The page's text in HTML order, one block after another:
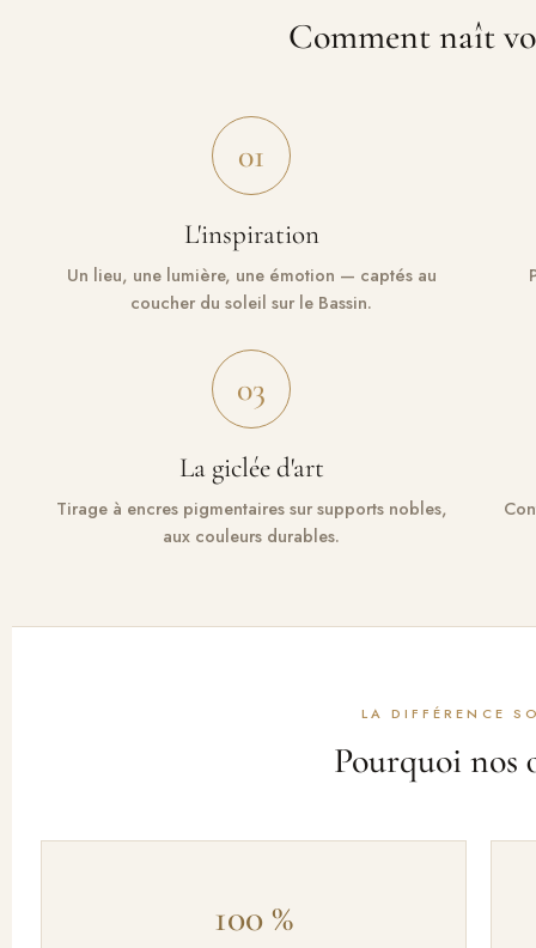
Comment naît
01
L'inspiration
Un lieu, une lumière, une émotion — captés au
coucher du soleil sur le Bassin.
03
La giclée d'art
Tirage à encres pigmentaires sur supports nobles,
aux couleurs durables.
LA DIFFÉRENCE
Pourquoi nos
100 %